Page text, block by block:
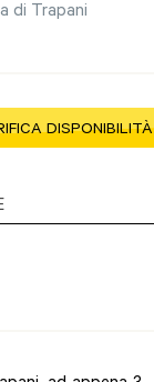
di Trapani
DISPONIBILITÀ